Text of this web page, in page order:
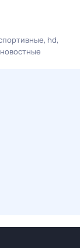
hd
новостные